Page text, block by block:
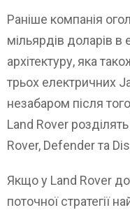
Раніше компанія
мільярдів доларів
архітектуру, яка
трьох електричних
незабаром після
Land Rover
Rover, Defender та
Якщо у Land Rover
поточної стратегії